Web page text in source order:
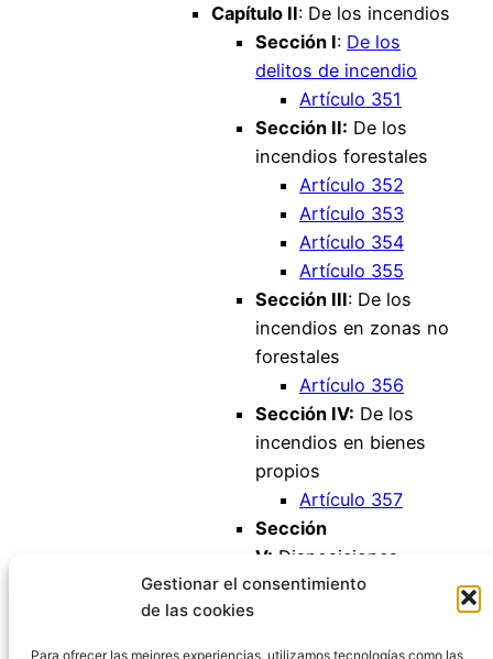
Gestionar el consentimiento
de las cookies
Para ofrecer las mejores experiencias, utilizamos tecnologías como las
Capítulo II: De los incendios
Sección I: De los
delitos de incendio
Artículo 351
Sección II: De los
incendios forestales
Artículo 352
Artículo 353
Artículo 354
Artículo 355
Sección III: De los
incendios en zonas no
forestales
Artículo 356
Sección IV: De los
incendios en bienes
propios
Artículo 357
Sección
V: Disposiciones
comunes